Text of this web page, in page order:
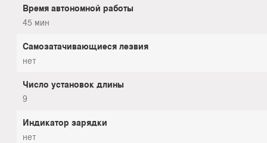
Время автономной работы
45 мин
Самозатачивающиеся лезвия
нет
Число установок длины
9
Индикатор зарядки
нет